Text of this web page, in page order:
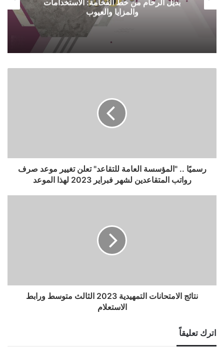
بديل الرخام من خط الفخامة: الاستخدامات
والمزايا والعيوب
رسميًا .. "المؤسسة العامة للتقاعد" تعلن تغيير موعد صرف
رواتب المتقاعدين لشهر فبراير 2023 لهذا الموعد
نتائج الامتحانات التمهيدية 2023 الثالث متوسط ورابط
الاستعلام
اترك تعليقاً